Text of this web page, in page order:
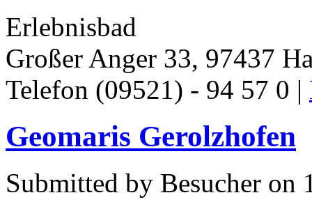
Erlebnisbad
Großer Anger 33, 97437
Telefon (09521) - 94 57 0 |
Geomaris Gerolzhofen
Submitted by Besucher on